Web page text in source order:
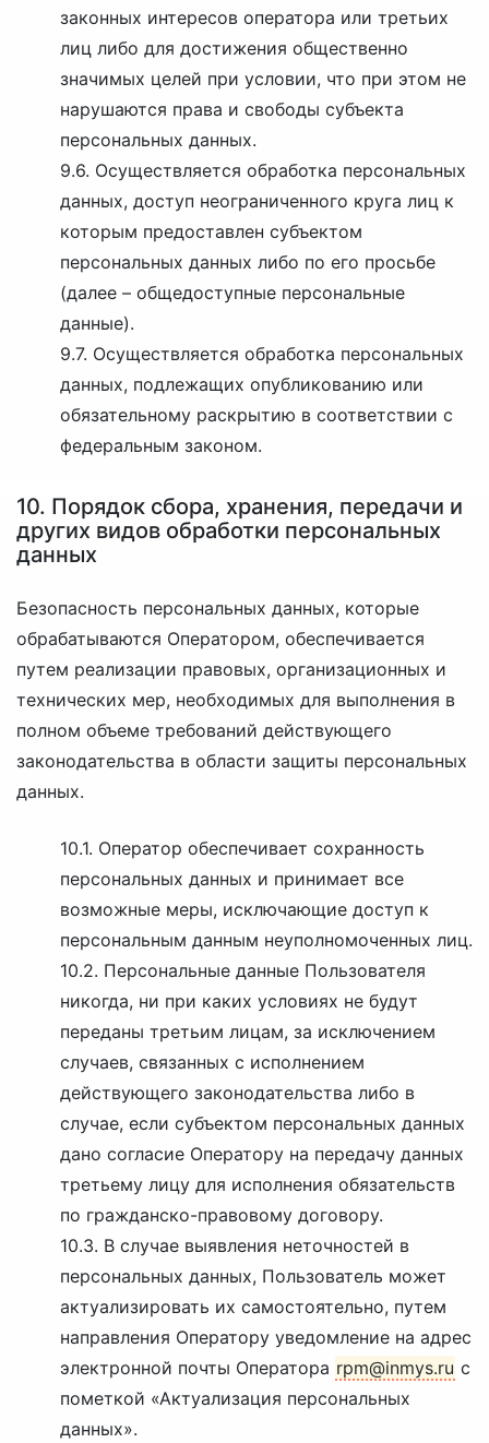
законных интересов оператора или третьих
лиц либо для достижения общественно
значимых целей при условии, что при этом не
нарушаются права и свободы субъекта
персональных данных.
9.6. Осуществляется обработка персональных
данных, доступ неограниченного круга лиц к
которым предоставлен субъектом
персональных данных либо по его просьбе
(далее – общедоступные персональные
данные).
9.7. Осуществляется обработка персональных
данных, подлежащих опубликованию или
обязательному раскрытию в соответствии с
федеральным законом.
10. Порядок сбора, хранения, передачи и
других видов обработки персональных
данных
Безопасность персональных данных, которые
обрабатываются Оператором, обеспечивается
путем реализации правовых, организационных и
технических мер, необходимых для выполнения в
полном объеме требований действующего
законодательства в области защиты персональных
данных.
10.1. Оператор обеспечивает сохранность
персональных данных и принимает все
возможные меры, исключающие доступ к
персональным данным неуполномоченных лиц.
10.2. Персональные данные Пользователя
никогда, ни при каких условиях не будут
переданы третьим лицам, за исключением
случаев, связанных с исполнением
действующего законодательства либо в
случае, если субъектом персональных данных
дано согласие Оператору на передачу данных
третьему лицу для исполнения обязательств
по гражданско-правовому договору.
10.3. В случае выявления неточностей в
персональных данных, Пользователь может
актуализировать их самостоятельно, путем
направления Оператору уведомление на адрес
электронной почты Оператора rpm@inmys.ru с
пометкой «Актуализация персональных
данных».